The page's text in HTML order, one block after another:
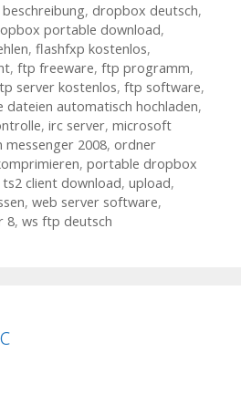
, dropbox deutsch,
portable download,
, flashfxp kostenlos,
, ftp freeware, ftp programm,
server kostenlos, ftp software,
dateien automatisch hochladen,
, irc server, microsoft
messenger 2008, ordner
, portable dropbox
ts2 client download, upload,
, web server software,
8, ws ftp deutsch